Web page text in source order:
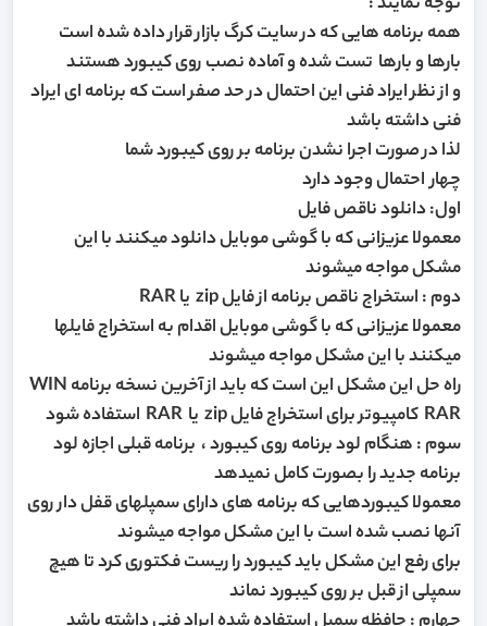
همه برنامه هایی که در سایت کرگ بازار قرار داده شده است
بارها و بارها تست شده و آماده نصب روی کیبورد هستند
و از نظر ایراد فنی این احتمال در حد صفر است که برنامه ای ایراد
فنی داشته باشد
لذا در صورت اجرا نشدن برنامه بر روی کیبورد شما
چهار احتمال وجود دارد
اول: دانلود ناقص فایل
معمولا عزیزانی که با گوشی موبایل دانلود میکنند با این
مشکل مواجه میشوند
دوم : استخراج ناقص برنامه از فایل zip یا RAR
معمولا عزیزانی که با گوشی موبایل اقدام به استخراج فایلها
میکنند با این مشکل مواجه میشوند
راه حل این مشکل این است که باید از آخرین نسخه برنامه WIN
RAR کامپیوتر برای استخراج فایل zip یا RAR استفاده شود
سوم : هنگام لود برنامه روی کیبورد ، برنامه قبلی اجازه لود
برنامه جدید را بصورت کامل نمیدهد
معمولا کیبوردهایی که برنامه های دارای سمپلهای قفل دار روی
آنها نصب شده است با این مشکل مواجه میشوند
برای رفع این مشکل باید کیبورد را ریست فکتوری کرد تا هیچ
سمپلی از قبل بر روی کیبورد نماند